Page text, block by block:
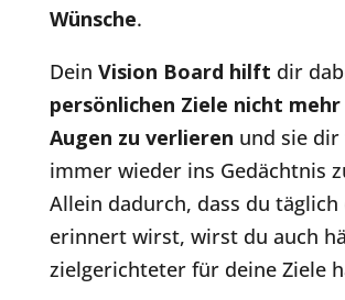
Wünsche.
Dein Vision Board hilft dir
persönlichen Ziele nicht mehr
Augen zu verlieren und sie dir
immer wieder ins Gedächtnis
Allein dadurch, dass du täglich
erinnert wirst, wirst du auch
zielgerichteter für deine Ziele